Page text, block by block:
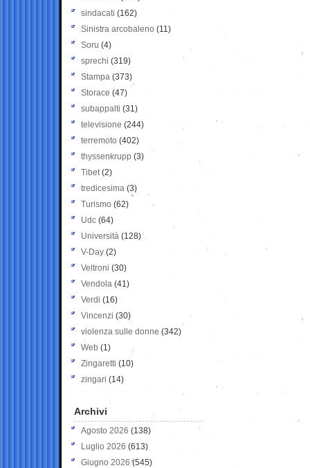
sindacati (162)
Sinistra arcobaleno (11)
Soru (4)
sprechi (319)
Stampa (373)
Storace (47)
subappalti (31)
televisione(244)
terremoto (402)
thyssenkrupp (3)
Tibet(2)
tredicesima (3)
Turismo (62)
Udc (64)
Università (128)
V-Day (2)
Veltroni (30)
Vendola (41)
Verdi (16)
Vincenzi (30)
violenza sulle donne (342)
Web (1)
Zingaretti (10)
zingari (14)
Archivi
Agosto 2026 (138)
Luglio 2026 (613)
Giugno 2026 (545)